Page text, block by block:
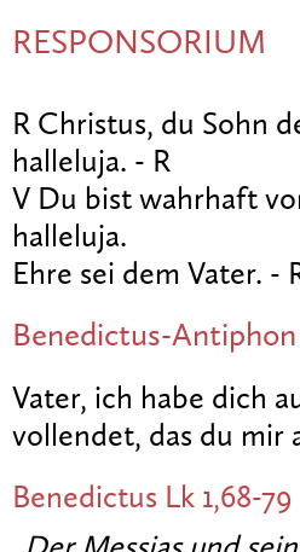
RESPONSORIUM
R Christus, du Sohn
halleluja. - R
V Du bist wahrhaft
halleluja.
Ehre sei dem Vater. -
Benedictus-Antiphon
Vater, ich habe dich
vollendet, das du mir
Benedictus Lk 1,68-79